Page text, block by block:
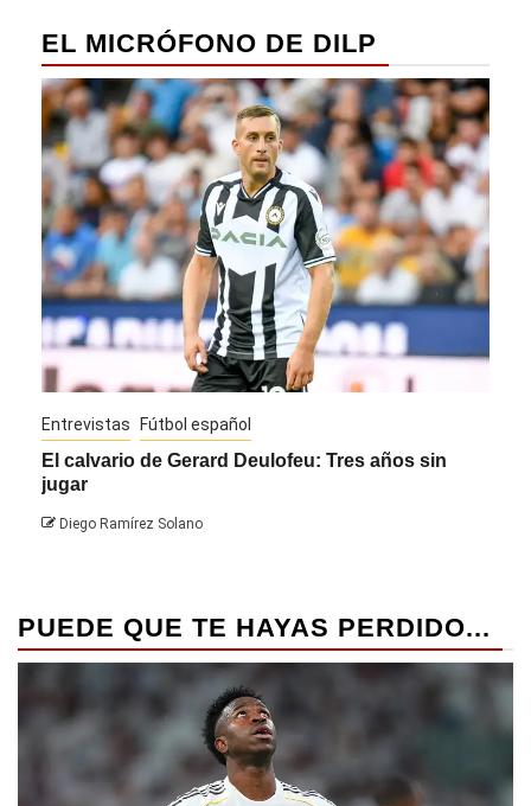
EL MICRÓFONO DE DILP
Entrevistas Fútbol español
El calvario de Gerard Deulofeu: Tres años sin
jugar
Diego Ramírez Solano
PUEDE QUE TE HAYAS PERDIDO...